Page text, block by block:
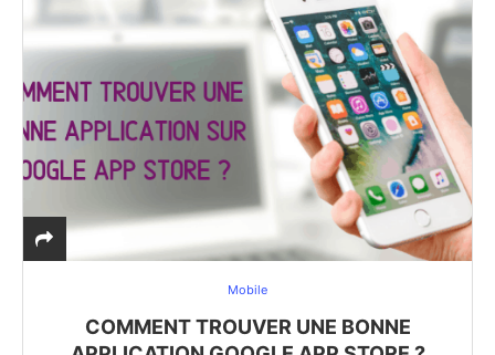
Mobile
COMMENT TROUVER UNE BONNE